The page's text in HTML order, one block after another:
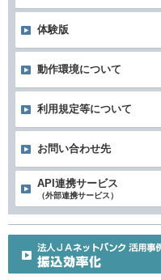
体験版
動作環境について
利用規定等について
お問い合わせ先
API連携サービス
（外部連携サービス）